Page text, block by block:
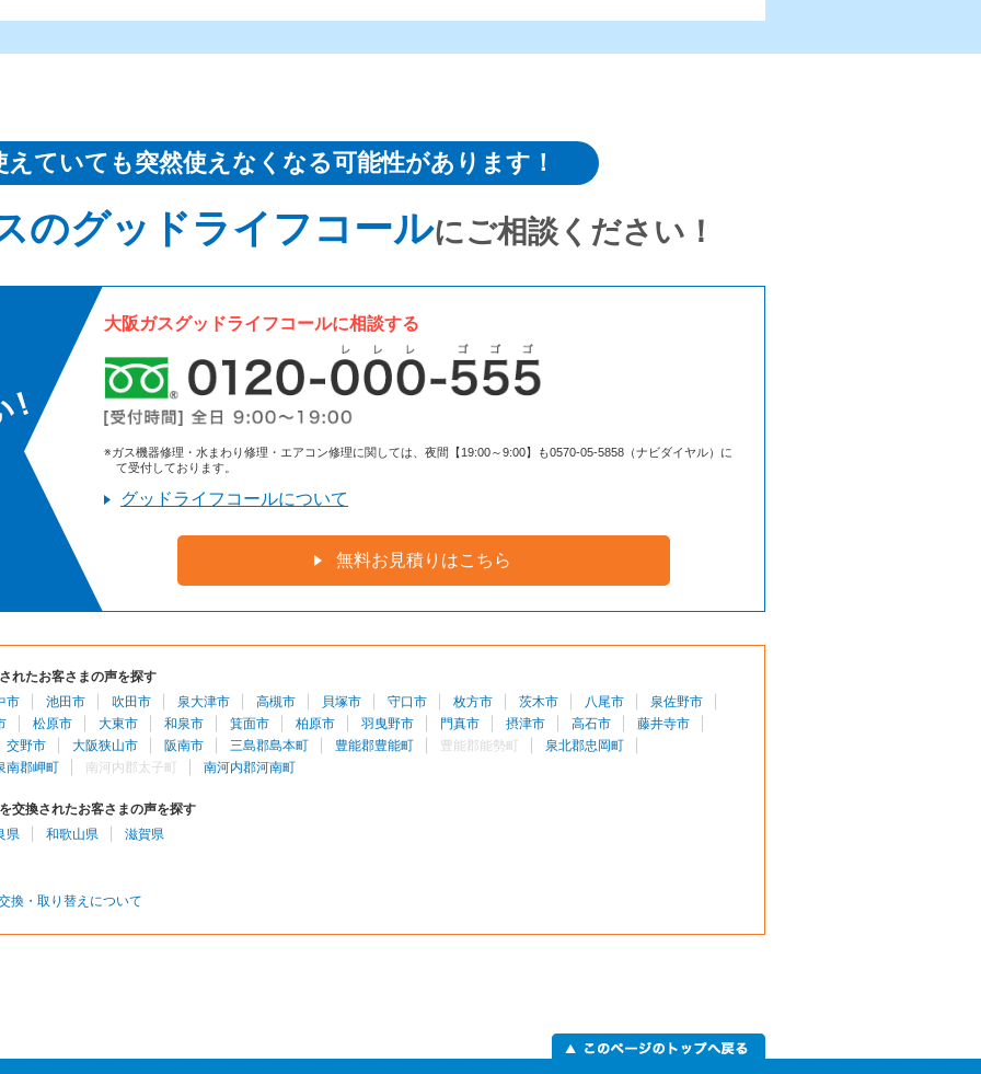
えていても突然使えなくなる可能性があります！
のグッドライフコールにご相談ください！
大阪ガスグッドライフコールに相談する
※ガス機器修理・水まわり修理・エアコン修理に関しては、夜間【19:00～9:00】も0570-05-5858（ナビダイヤル）に
て受付しております。
グッドライフコールについて
無料お見積りはこちら
れたお客さまの声を探す
市
池田市 吹田市 泉大津市 高槻市 貝塚市 守口市 枚方市 茨木市 八尾市
泉佐野市
松原市 大東市 和泉市 箕面市 柏原市 羽曳野市 門真市 摂津市 高石市
藤井寺市
交野市
大阪狭山市 阪南市 三島郡島本町 豊能郡豊能町 豊能郡能勢町
泉北郡忠岡町
南郡岬町
南河内郡太子町 南河内郡河南町
交換されたお客さまの声を探す
県
和歌山県 滋賀県
換・取り替えについて